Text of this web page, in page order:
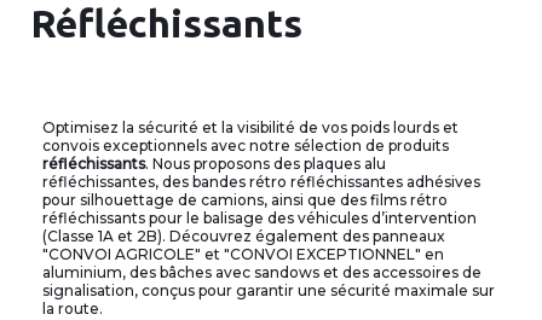
Réfléchissants
Optimisez la sécurité et la visibilité de vos poids lourds et
convois exceptionnels avec notre sélection de produits
réfléchissants. Nous proposons des plaques alu
réfléchissantes, des bandes rétro réfléchissantes adhésives
pour silhouettage de camions, ainsi que des films rétro
réfléchissants pour le balisage des véhicules d’intervention
(Classe 1A et 2B). Découvrez également des panneaux
"CONVOI AGRICOLE" et "CONVOI EXCEPTIONNEL" en
aluminium, des bâches avec sandows et des accessoires de
signalisation, conçus pour garantir une sécurité maximale sur
la route.